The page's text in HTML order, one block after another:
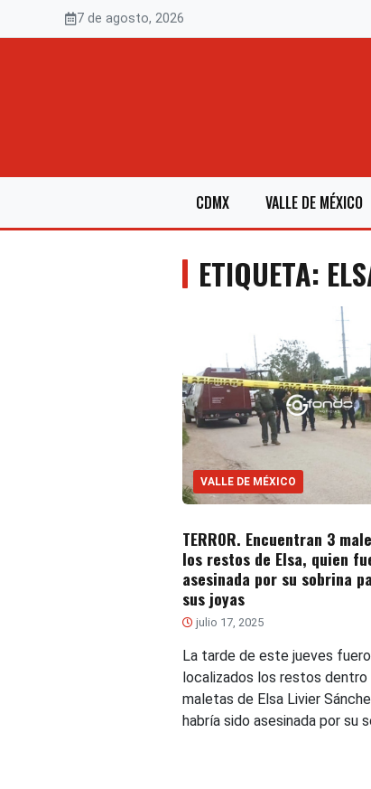
7 de agosto, 2026
CDMX VALLE DE MÉXICO
ETIQUETA:
VALLE DE MÉXICO
TERROR. Encuentran 3
los restos de Elsa, quien
asesinada por su sobrina
sus joyas
julio 17, 2025
La tarde de este jueves
localizados los restos
maletas de Elsa Livier
habría sido asesinada por su